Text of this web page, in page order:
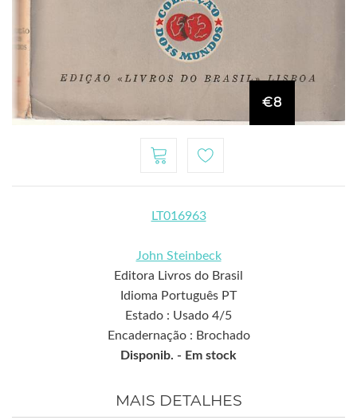
€8
LT016963
John Steinbeck
Editora Livros do Brasil
Idioma Português PT
Estado : Usado 4/5
Encadernação : Brochado
Disponib. - Em stock
MAIS DETALHES